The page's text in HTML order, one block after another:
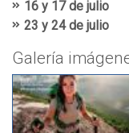
16 y 17 de julio
23 y 24 de julio
Galería